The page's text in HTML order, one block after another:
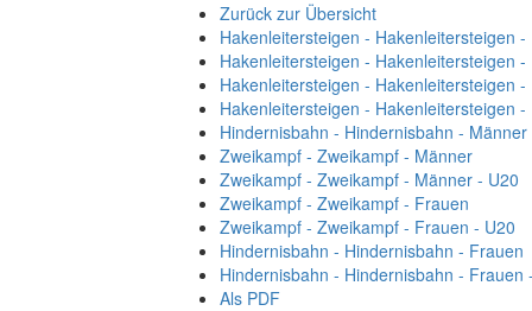
Zurück zur Übersicht
Hakenleitersteigen - Hakenleitersteigen
Hakenleitersteigen - Hakenleitersteigen -
Hakenleitersteigen - Hakenleitersteigen
Hakenleitersteigen - Hakenleitersteigen
Hindernisbahn - Hindernisbahn -
Zweikampf - Zweikampf - Männer
Zweikampf - Zweikampf - Männer - U20
Zweikampf - Zweikampf - Frauen
Zweikampf - Zweikampf - Frauen - U20
Hindernisbahn - Hindernisbahn - Frauen
Hindernisbahn - Hindernisbahn - Frauen
Als PDF